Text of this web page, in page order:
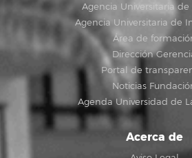
Agencia Universitaria
Agencia Universitaria de
Área de
Dirección
Portal de
Noticias
Agenda Universidad de
Acerca de